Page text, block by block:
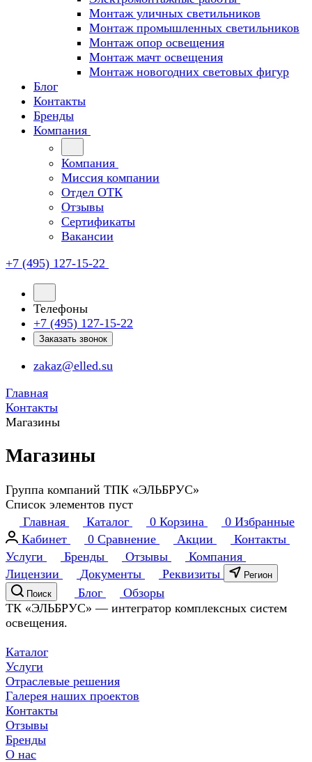
Монтаж уличных светильников
Монтаж промышленных светильников
Монтаж опор освещения
Монтаж мачт освещения
Монтаж новогодних световых фигур
Блог
Контакты
Бренды
Компания
Компания
Миссия компании
Отдел ОТК
Отзывы
Сертификаты
Вакансии
+7 (495) 127-15-22
Телефоны
+7 (495) 127-15-22
Заказать звонок
zakaz@elled.su
Главная
Контакты
Магазины
Магазины
Группа компаний ТПК «ЭЛЬБРУС»
Список элементов пуст
Главная
Каталог 0 Корзина 0 Избранные
Кабинет
0 Сравнение Акции
Контакты
Услуги
Бренды Отзывы
Компания
Лицензии
Документы Реквизиты
Регион
Поиск
Блог
Обзоры
ТК «ЭЛЬБРУС» — интегратор комплексных систем
освещения.
Каталог
Услуги
Отраслевые решения
Галерея наших проектов
Контакты
Отзывы
Бренды
О нас